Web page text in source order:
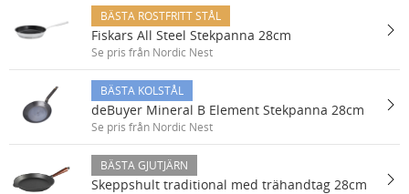
BÄSTA ROSTFRITT STÅL
Fiskars All Steel Stekpanna 28cm
Se pris från Nordic Nest
BÄSTA KOLSTÅL
deBuyer Mineral B Element Stekpanna 28cm
Se pris från Nordic Nest
BÄSTA GJUTJÄRN
Skeppshult traditional med trähandtag 28cm